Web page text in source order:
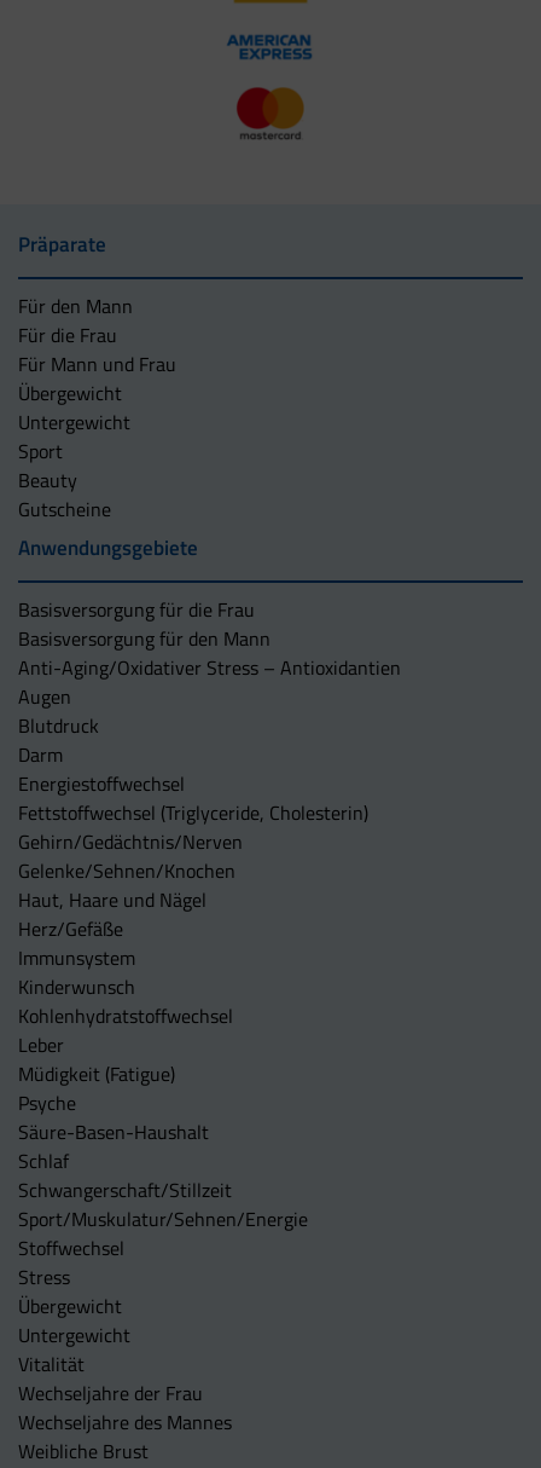
Präparate
Für den Mann
Für die Frau
Für Mann und Frau
Übergewicht
Untergewicht
Sport
Beauty
Gutscheine
Anwendungsgebiete
Basisversorgung für die Frau
Basisversorgung für den Mann
Anti-Aging/Oxidativer Stress – Antioxidantien
Augen
Blutdruck
Darm
Energiestoffwechsel
Fettstoffwechsel (Triglyceride, Cholesterin)
Gehirn/Gedächtnis/Nerven
Gelenke/Sehnen/Knochen
Haut, Haare und Nägel
Herz/Gefäße
Immunsystem
Kinderwunsch
Kohlenhydratstoffwechsel
Leber
Müdigkeit (Fatigue)
Psyche
Säure-Basen-Haushalt
Schlaf
Schwangerschaft/Stillzeit
Sport/Muskulatur/Sehnen/Energie
Stoffwechsel
Stress
Übergewicht
Untergewicht
Vitalität
Wechseljahre der Frau
Wechseljahre des Mannes
Weibliche Brust